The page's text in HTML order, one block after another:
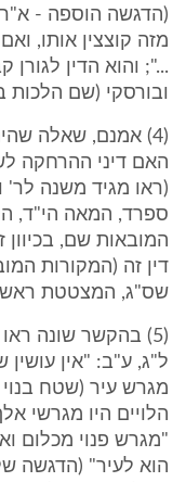
(הדגשה הוספה -
מזה קוצצין אותו,
..."; והוא הדין
ובורסקי (שם הלכות
(4) אמנם, שאלה
האם דיני ההרחקה
(ראו מגיד משנה לר'
ספרד, המאה הי"ד,
המובאות שם,
דין זה (המקורות
שס"ג, המצטטת
(5) בהקשר שונה
ל"ג, ע"ב: "אין
מגרש עיר (שטח
הלויים היו מגרשי
"מגרש פנוי מכלום
הוא לעיר" (הדגשה